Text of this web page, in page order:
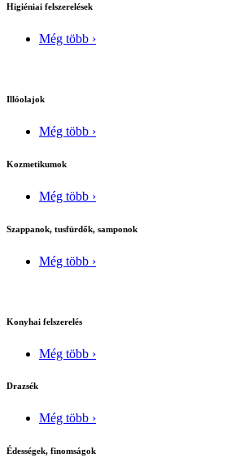
Higiéniai felszerelések
Még több ›
Illóolajok
Még több ›
Kozmetikumok
Még több ›
Szappanok, tusfürdők, samponok
Még több ›
Konyhai felszerelés
Még több ›
Drazsék
Még több ›
Édességek, finomságok